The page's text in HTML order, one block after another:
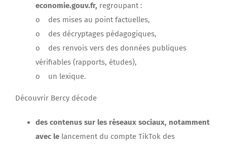
economie.gouv.fr, regroupant :
o des mises au point factuelles,
o des décryptages pédagogiques,
o des renvois vers des données publiques
vérifiables (rapports, études),
o un lexique.
Découvrir Bercy décode
des contenus sur les réseaux sociaux, notamment
avec le lancement du compte TikTok des